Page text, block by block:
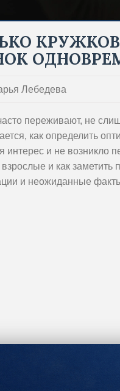
Лебедева
переживают, не
как определить
интерес и не возникло
и как
и неожиданные